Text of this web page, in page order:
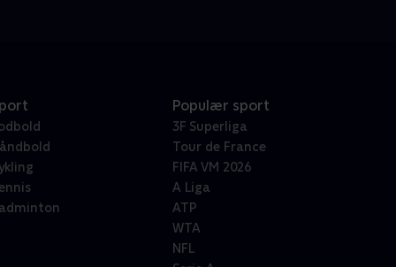
Populær sport
3F Superliga
Tour de France
FIFA VM 2026
A Liga
ATP
WTA
NFL